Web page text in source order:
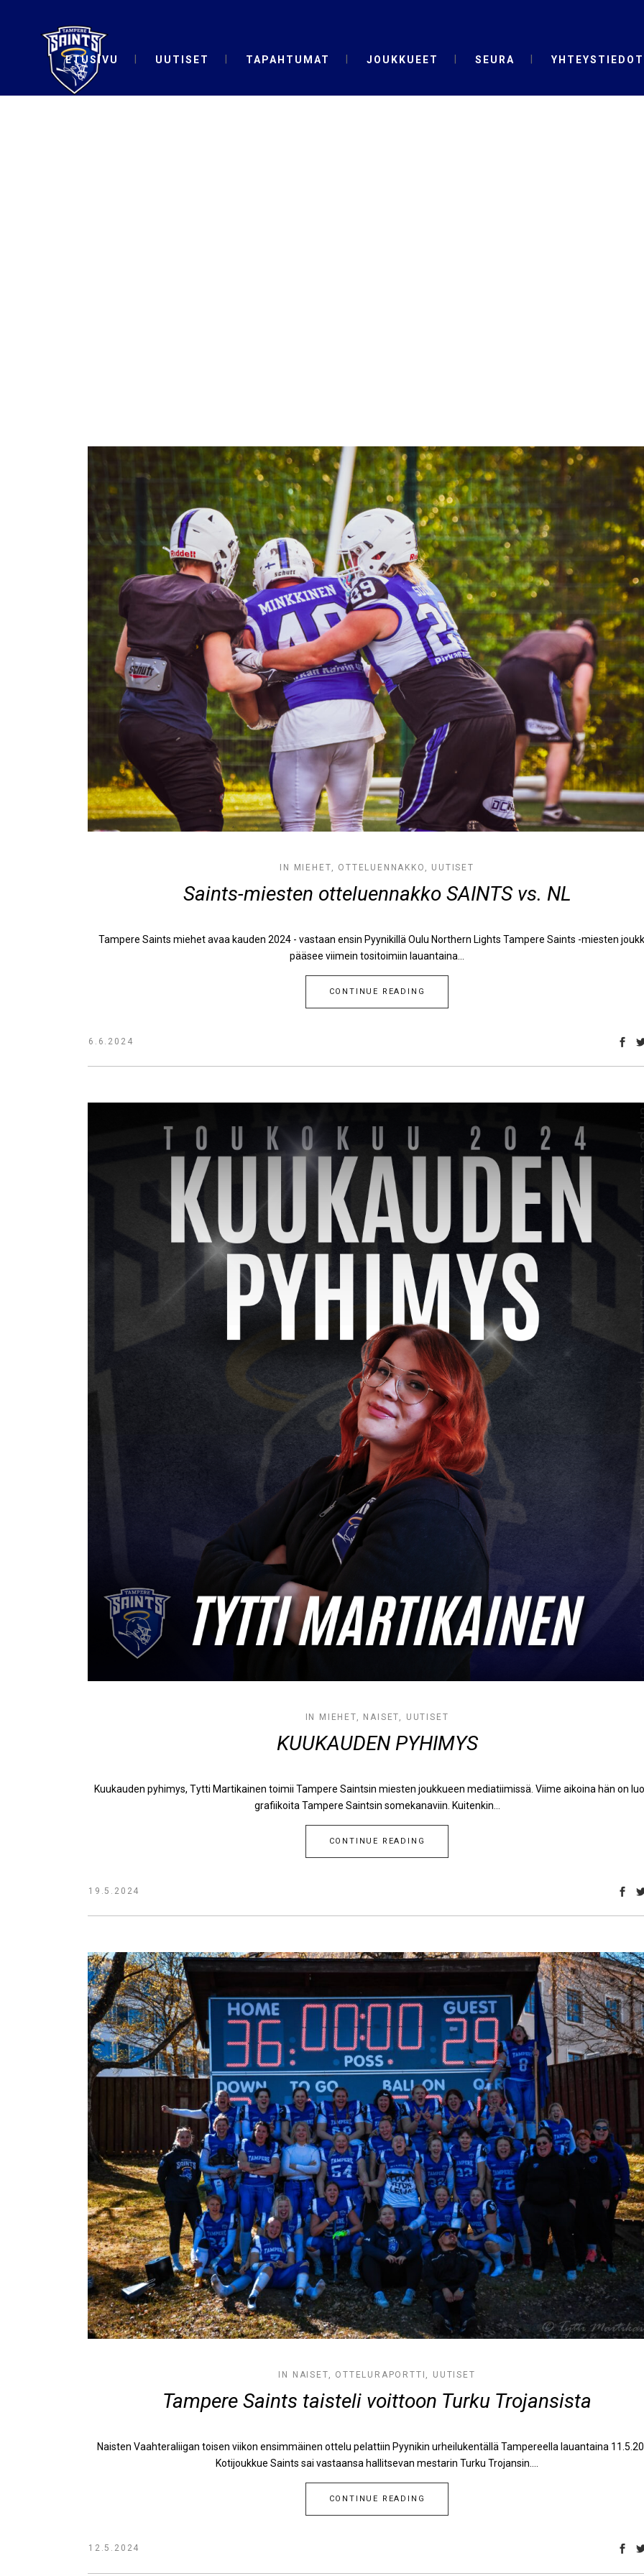
ETUSIVU UUTISET TAPAHTUMAT JOUKKUEET SEURA YHTEYSTIEDOT
IN MIEHET, OTTELUENNAKKO , UUTISET
Saints-miesten otteluennakko SAINTS vs. NL
Tampere Saints miehet avaa kauden 2024 - vastaan ensin Pyynikillä Oulu Northern Lights Tampere Saints -miesten
pääsee viimein tositoimiin lauantaina...
CONTINUE READING
6.6.2024
IN MIEHET, NAISET, UUTISET
KUUKAUDEN PYHIMYS
Kuukauden pyhimys, Tytti Martikainen toimii Tampere Saintsin miesten joukkueen mediatiimissä. Viime aikoina hän on
grafiikoita Tampere Saintsin somekanaviin. Kuitenkin...
CONTINUE READING
19.5.2024
IN NAISET OTTELURAPORTTI UUTISET
Tampere Saints taisteli voittoon Turku Trojansista
Naisten Vaahteraliigan toisen viikon ensimmäinen ottelu pelattiin Pyynikin urheilukentällä Tampereella lauantaina
Kotijoukkue Saints sai vastaansa hallitsevan mestarin Turku Trojansin....
CONTINUE READING
12.5.2024